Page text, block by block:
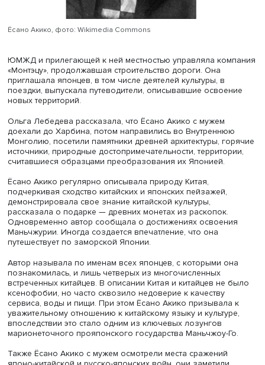
рассказала о путевом дневнике японской поэтессы
Акико (1878–1942), где она описывала поездку с мужем,
поэтом и журналистом Ёсано Тэкканом, по Южно-
Китайско-Восточной железной дороги, отошедшее к
после русско-японской войны 1904–1905 годов) в 1928
Вышедший в 1930-м сборник включал краткий очерк о
Дайрен, небольшое количество стихотворений и
путешествии.
Ёсано Акико, фото: Wikimedia Commons